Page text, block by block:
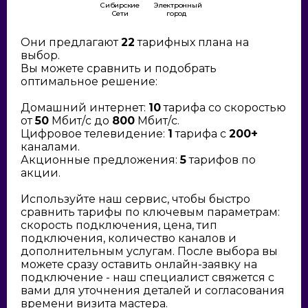
Сибирские
Сети
Электронный
город
Они предлагают22 тарифных плана на
выбор.
Вы можете сравнить и подобрать
оптимальное решение:
Домашний интернет: 10тарифа со скоростью
от50 Мбит/с до 800 Мбит/с.
Цифровое телевидение: 1 тарифа с 200+
каналами.
Акционные предложения:5тарифов по
акции.
Используйте наш сервис, чтобы быстро
сравнить тарифы по ключевым параметрам:
скорость подключения, цена, тип
подключения, количество каналов и
дополнительным услугам. После выбора вы
можете сразу оставить онлайн-заявку на
подключение - наш специалист свяжется с
вами для уточнения деталей и согласования
времени визита мастера.